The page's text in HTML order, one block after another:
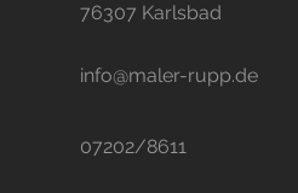
76307 Karlsbad
info@maler-rupp.de
07202/8611